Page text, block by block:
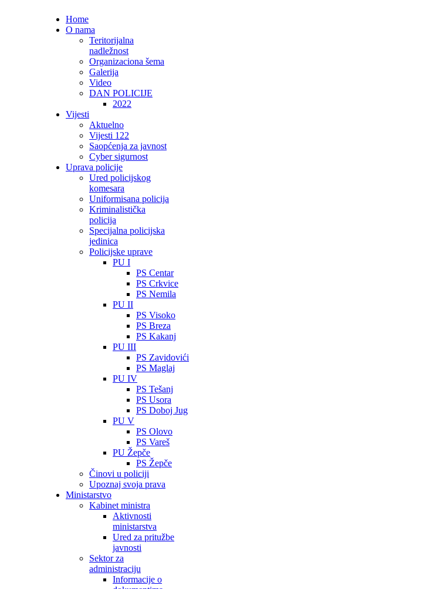
Home
O nama
Teritorijalna
nadležnost
Organizaciona šema
Galerija
Video
DAN POLICIJE
2022
Vijesti
Aktuelno
Vijesti 122
Saopćenja za javnost
Cyber sigurnost
Uprava policije
Ured policijskog
komesara
Uniformisana policija
Kriminalistička
policija
Specijalna policijska
jedinica
Policijske uprave
PU I
PS Centar
PS Crkvice
PS Nemila
PU II
PS Visoko
PS Breza
PS Kakanj
PU III
PS Zavidovići
PS Maglaj
PU IV
PS Tešanj
PS Usora
PS Doboj Jug
PU V
PS Olovo
PS Vareš
PU Žepče
PS Žepče
Činovi u policiji
Upoznaj svoja prava
Ministarstvo
Kabinet ministra
Aktivnosti
ministarstva
Ured za pritužbe
javnosti
Sektor za
administraciju
Informacije o